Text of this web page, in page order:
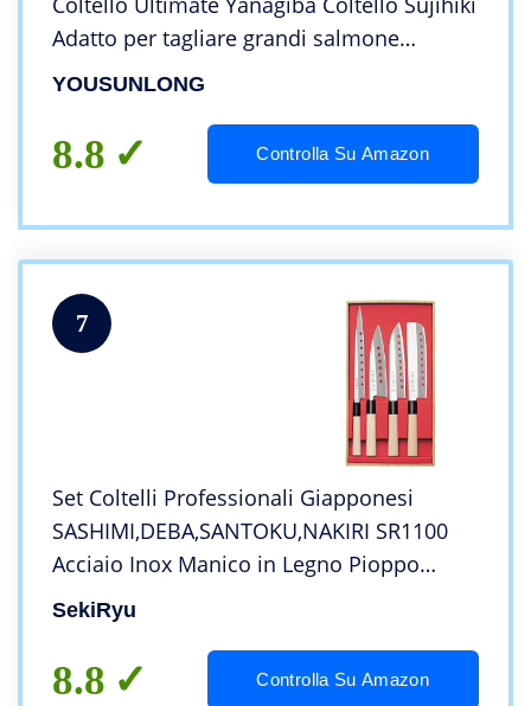
Adatto per tagliare grandi salmone
Maguro Tonno – Manico in noce naturale
YOUSUNLONG
8.8 Controlla Su Amazon
7
Set Coltelli Professionali Giapponesi
SASHIMI,DEBA,SANTOKU,NAKIRI SR1100
Acciaio Inox Manico in Legno Pioppo
Lame 21cm,15 cm, 16.5 cm, 16.5 cm
SekiRyu
8.8 Controlla Su Amazon